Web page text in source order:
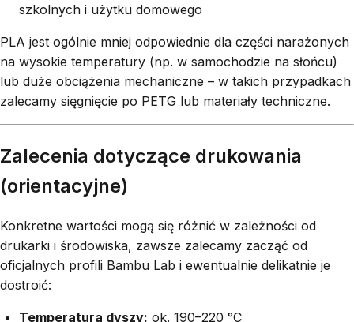
szkolnych i użytku domowego
PLA jest ogólnie mniej odpowiednie dla części narażonych
na wysokie temperatury (np. w samochodzie na słońcu)
lub duże obciążenia mechaniczne – w takich przypadkach
zalecamy sięgnięcie po PETG lub materiały techniczne.
Zalecenia dotyczące drukowania
(orientacyjne)
Konkretne wartości mogą się różnić w zależności od
drukarki i środowiska, zawsze zalecamy zacząć od
oficjalnych profili Bambu Lab i ewentualnie delikatnie je
dostroić:
Temperatura dyszy: ok. 190–220 °C